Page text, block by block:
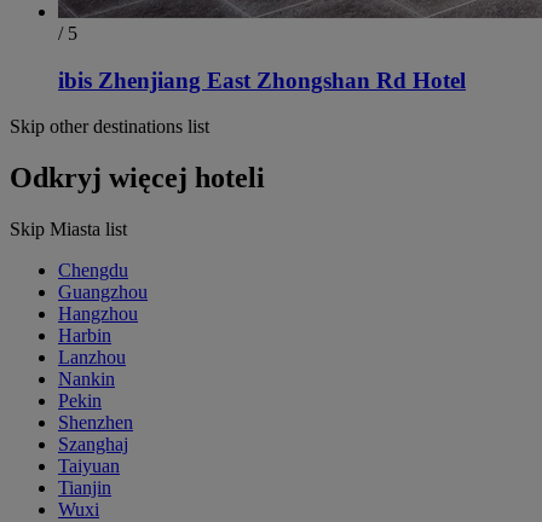
/ 5
ibis Zhenjiang East Zhongshan Rd Hotel
Skip other destinations list
Odkryj więcej hoteli
Skip Miasta list
Chengdu
Guangzhou
Hangzhou
Harbin
Lanzhou
Nankin
Pekin
Shenzhen
Szanghaj
Taiyuan
Tianjin
Wuxi